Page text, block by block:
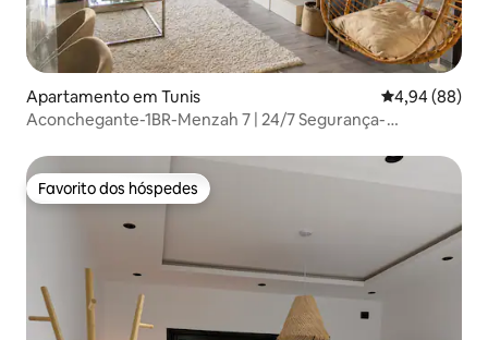
Apartamento em Tunis Classificação
4,94 (88)
Aconchegante-1BR-Menzah 7 | 24/7 Segurança-
Favorito dos hóspedes
Favorito dos hóspedes